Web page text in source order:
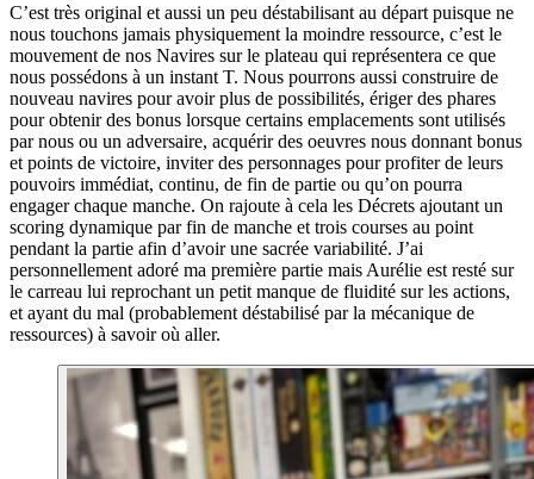
C’est très original et aussi un peu déstabilisant au départ puisque ne
nous touchons jamais physiquement la moindre ressource, c’est le
mouvement de nos Navires sur le plateau qui représentera ce que
nous possédons à un instant T. Nous pourrons aussi construire de
nouveau navires pour avoir plus de possibilités, ériger des phares
pour obtenir des bonus lorsque certains emplacements sont utilisés
par nous ou un adversaire, acquérir des oeuvres nous donnant bonus
et points de victoire, inviter des personnages pour profiter de leurs
pouvoirs immédiat, continu, de fin de partie ou qu’on pourra
engager chaque manche. On rajoute à cela les Décrets ajoutant un
scoring dynamique par fin de manche et trois courses au point
pendant la partie afin d’avoir une sacrée variabilité. J’ai
personnellement adoré ma première partie mais Aurélie est resté sur
le carreau lui reprochant un petit manque de fluidité sur les actions,
et ayant du mal (probablement déstabilisé par la mécanique de
ressources) à savoir où aller.